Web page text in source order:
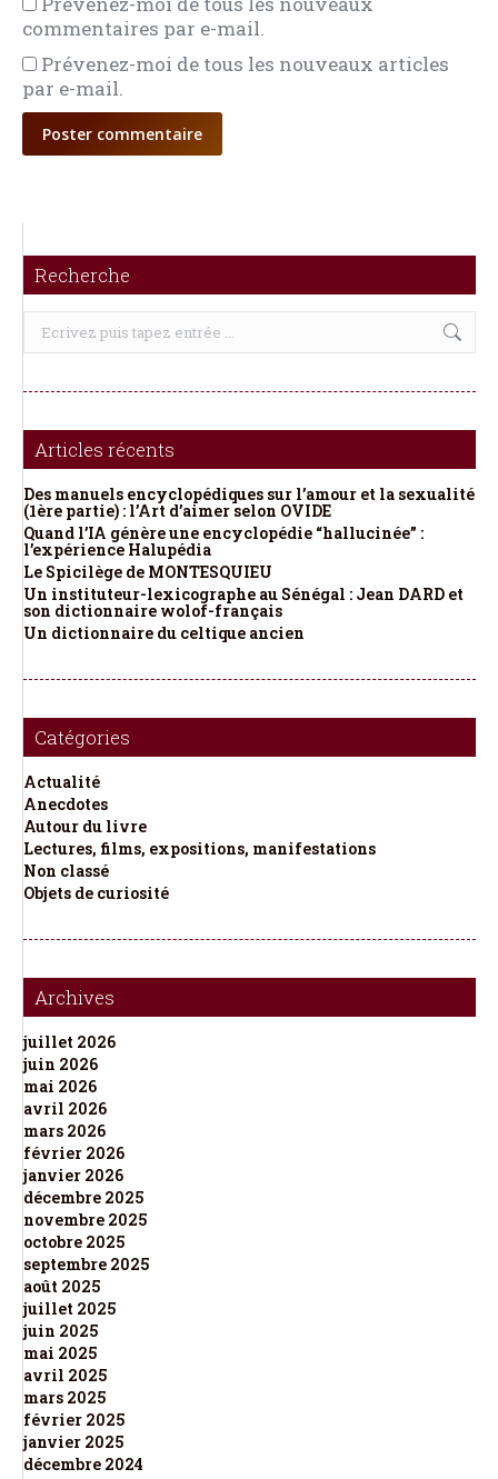
commentaires par e-mail.
Prévenez-moi de tous les nouveaux articles
par e-mail.
Poster commentaire
Recherche
Recherche
Articles récents
Des manuels encyclopédiques sur l’amour et la sexualité
(1ère partie) : l’Art d’aimer selon OVIDE
Quand l’IA génère une encyclopédie “hallucinée” :
l’expérience Halupédia
Le Spicilège de MONTESQUIEU
Un instituteur-lexicographe au Sénégal : Jean DARD et
son dictionnaire wolof-français
Un dictionnaire du celtique ancien
Catégories
Actualité
Anecdotes
Autour du livre
Lectures, films, expositions, manifestations
Non classé
Objets de curiosité
Archives
juillet 2026
juin 2026
mai 2026
avril 2026
mars 2026
février 2026
janvier 2026
décembre 2025
novembre 2025
octobre 2025
septembre 2025
août 2025
juillet 2025
juin 2025
mai 2025
avril 2025
mars 2025
février 2025
janvier 2025
décembre 2024